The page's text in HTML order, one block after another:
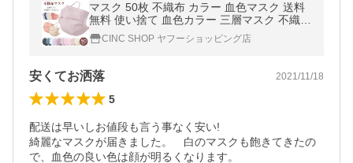
マスク 50枚 不織布 カラー 血色マスク 送料
無料 使い捨て 血色カラー 三層マスク 不織布
マスク 三層構造 男女兼用 立体
CINC SHOP ヤフーショッピング店
安くてお洒落 2021/11/18
5
配送は早いしお値段も言う事なく安い!
綺麗なマスクが届きました。　白のマスクも飽きてきたの
で、血色の良い色は顔が明るくなります。